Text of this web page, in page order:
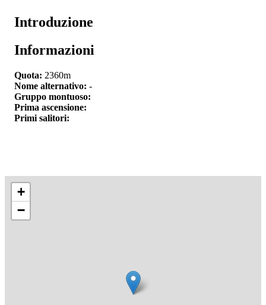
Introduzione
Informazioni
Quota: 2360m
Nome alternativo: -
Gruppo montuoso:
Prima ascensione:
Primi salitori:
+
−